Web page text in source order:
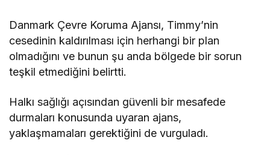
Danmark Çevre Koruma Ajansı, Timmy’nin
cesedinin kaldırılması için herhangi bir plan
olmadığını ve bunun şu anda bölgede bir sorun
teşkil etmediğini belirtti.
Halkı sağlığı açısından güvenli bir mesafede
durmaları konusunda uyaran ajans,
yaklaşmamaları gerektiğini de vurguladı.